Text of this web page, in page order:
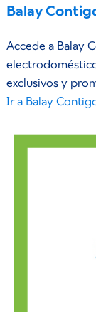
Balay
Accede a Balay
exclusivos y
Ir a Balay